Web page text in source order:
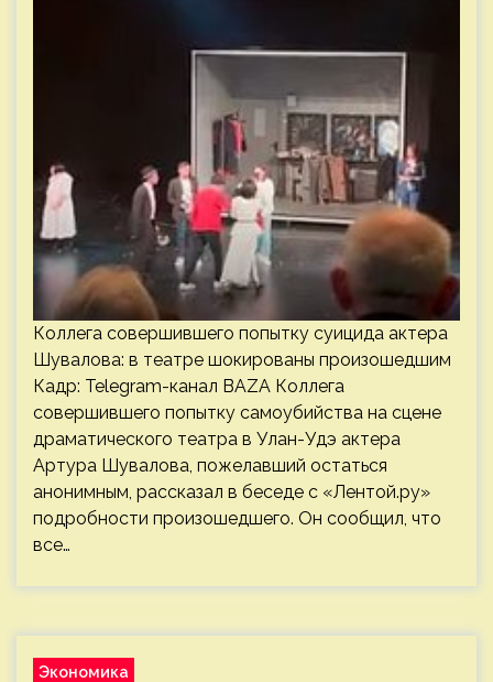
Коллега совершившего попытку суицида актера
Шувалова: в театре шокированы произошедшим
Кадр: Telegram-канал BAZA Коллега
совершившего попытку самоубийства на сцене
драматического театра в Улан-Удэ актера
Артура Шувалова, пожелавший остаться
анонимным, рассказал в беседе с «Лентой.ру»
подробности произошедшего. Он сообщил, что
все…
Экономика